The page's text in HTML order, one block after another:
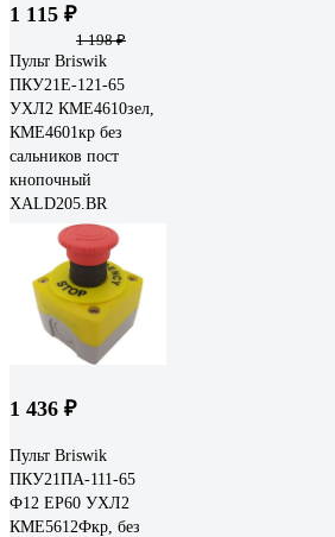
1 115 ₽
1 198 ₽
Пульт Briswik
ПКУ21Е-121-65
УХЛ2 КМЕ4610зел,
КМЕ4601кр без
сальников пост
кнопочный
XALD205.BR
1 436 ₽
Пульт Briswik
ПКУ21ПА-111-65
Ф12 ЕР60 УХЛ2
КМЕ5612Фкр, без